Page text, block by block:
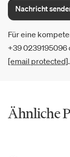
Nachricht
Für eine
+39 0239195096
[email protected].
Ähnliche